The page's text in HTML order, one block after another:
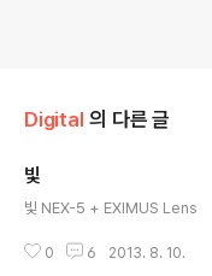
Digital 의 다른 글
빛
빛 NEX-5 + EXIMUS Lens
0 6 2013. 8. 10.